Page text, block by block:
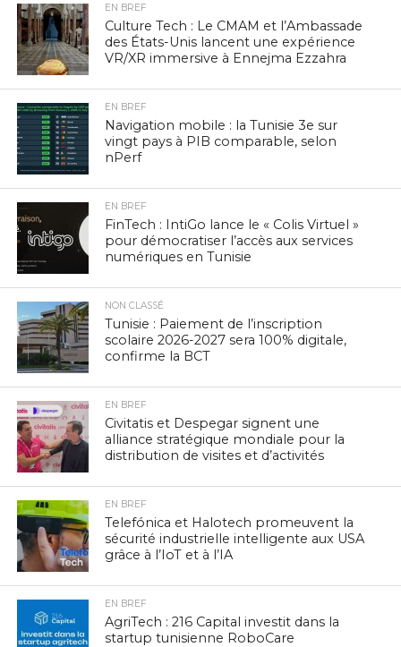
EN BREF
Culture Tech : Le CMAM et l’Ambassade
des États-Unis lancent une expérience
VR/XR immersive à Ennejma Ezzahra
EN BREF
Navigation mobile : la Tunisie 3e sur
vingt pays à PIB comparable, selon
nPerf
EN BREF
FinTech : IntiGo lance le « Colis Virtuel »
pour démocratiser l’accès aux services
numériques en Tunisie
NON CLASSÉ
Tunisie : Paiement de l’inscription
scolaire 2026-2027 sera 100% digitale,
confirme la BCT
EN BREF
Civitatis et Despegar signent une
alliance stratégique mondiale pour la
distribution de visites et d’activités
EN BREF
Telefónica et Halotech promeuvent la
sécurité industrielle intelligente aux USA
grâce à l’IoT et à l’IA
EN BREF
AgriTech : 216 Capital investit dans la
startup tunisienne RoboCare